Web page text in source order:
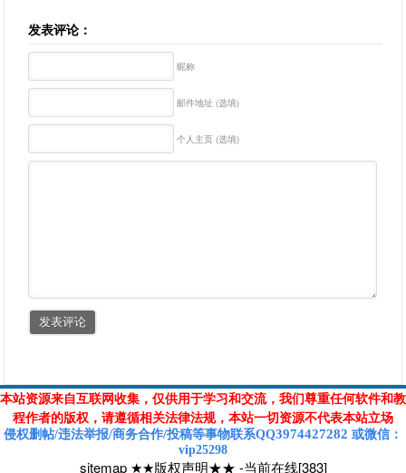
发表评论：
昵称
邮件地址 (选填)
个人主页 (选填)
本站资源来自互联网收集，仅供用于学习和交流，我们尊重任何软件和教
程作者的版权，请遵循相关法律法规，本站一切资源不代表本站立场
侵权删帖/违法举报/商务合作/投稿等事物联系QQ3974427282 或微信 ：
vip25298
sitemap ★★版权声明★★ -当前在线[383]